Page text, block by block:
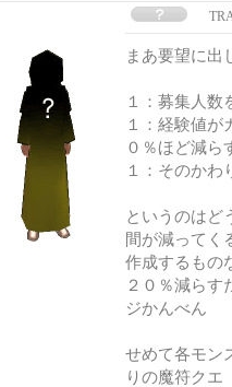
まあ要望に出
１：募集人数
１：経験値が
０％ほど減ら
１：そのかわ
というのはど
間が減ってく
作成するもの
２０％減らす
ジかんべん
せめて各モン
りの魔符クエ